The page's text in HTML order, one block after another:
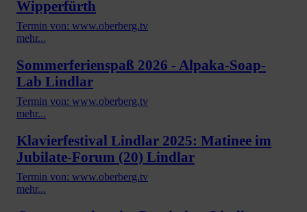
Wipperfürth
Termin von: www.oberberg.tv
mehr...
Sommerferienspaß 2026 - Alpaka-Soap-
Lab Lindlar
Termin von: www.oberberg.tv
mehr...
Klavierfestival Lindlar 2025: Matinee im
Jubilate-Forum (20) Lindlar
Termin von: www.oberberg.tv
mehr...